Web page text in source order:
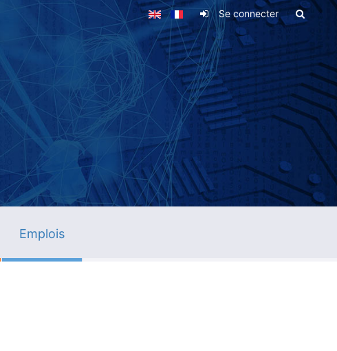
Se connecter
Emplois